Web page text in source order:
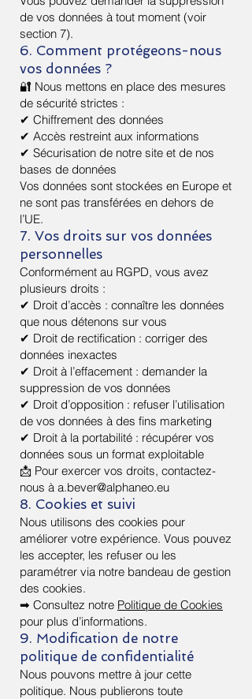
de vos données à tout moment (voir
section 7).
6. Comment protégeons-nous
vos données ?
🔐 Nous mettons en place des mesures
de sécurité strictes :
✔ Chiffrement des données
✔ Accès restreint aux informations
✔ Sécurisation de notre site et de nos
bases de données
Vos données sont stockées en Europe et
ne sont pas transférées en dehors de
l’UE.
7. Vos droits sur vos données
personnelles
Conformément au RGPD, vous avez
plusieurs droits :
✔ Droit d’accès : connaître les données
que nous détenons sur vous
✔ Droit de rectification : corriger des
données inexactes
✔ Droit à l’effacement : demander la
suppression de vos données
✔ Droit d’opposition : refuser l’utilisation
de vos données à des fins marketing
✔ Droit à la portabilité : récupérer vos
données sous un format exploitable
📩 Pour exercer vos droits, contactez-
nous à a.bever@alphaneo.eu
8. Cookies et suivi
Nous utilisons des cookies pour
améliorer votre expérience. Vous pouvez
les accepter, les refuser ou les
paramétrer via notre bandeau de gestion
des cookies.
➡ Consultez notre Politique de Cookies
pour plus d’informations.
9. Modification de notre
politique de confidentialité
Nous pouvons mettre à jour cette
politique. Nous publierons toute